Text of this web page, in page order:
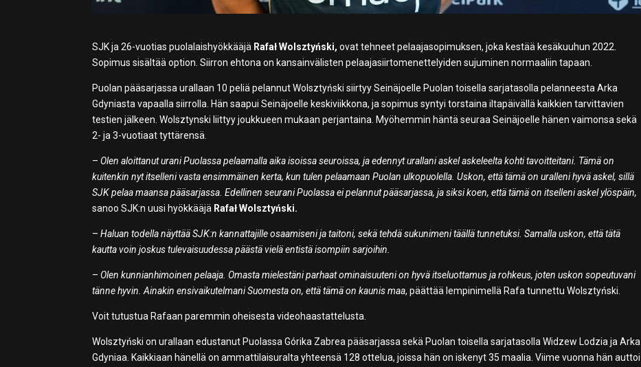
SJK ja 26-vuotias puolalaishyökkääjä Rafał Wolsztyński, ovat tehneet pelaajasopimuksen, joka kestää kesäkuuhun 2022.
Sopimus sisältää option. Siirron ehtona on kansainvälisten pelaajasiirtomenettelyiden sujuminen normaaliin tapaan.
Puolan pääsarjassa urallaan 10 peliä pelannut Wolsztyński siirtyy Seinäjoelle Puolan toisella sarjatasolla pelanneesta Arka
Gdyniasta vapaalla siirrolla. Hän saapui Seinäjoelle keskiviikkona, ja sopimus syntyi torstaina iltapäivällä kaikkien tarvittavien
testien jälkeen. Wolsztynski liittyy joukkueen mukaan perjantaina. Myöhemmin häntä seuraa Seinäjoelle hänen vaimonsa sekä
2- ja 3-vuotiaat tyttärensä.
–Olen aloittanut urani Puolassa pelaamalla aika isoissa seuroissa, ja edennyt urallani askel askeleelta kohti tavoitteitani. Tämä on
kuitenkin nyt itselleni vasta ensimmäinen kerta, kun tulen pelaamaan Puolan ulkopuolella. Uskon, että tämä on uralleni hyvä askel, sillä
SJK pelaa maansa pääsarjassa. Edellinen seurani Puolassa ei pelannut pääsarjassa, ja siksi koen, että tämä on itselleni askel ylöspäin,
sanoo SJK:n uusi hyökkääjä Rafał Wolsztyński.
–Haluan todella näyttää SJK:n kannattajille osaamiseni ja taitoni, sekä tehdä sukunimeni täällä tunnetuksi. Samalla uskon, että tätä
kautta voin joskus tulevaisuudessa päästä vielä entistä isompiin sarjoihin.
–Olen kunnianhimoinen pelaaja. Omasta mielestäni parhaat ominaisuuteni on hyvä itseluottamus ja rohkeus, joten uskon sopeutuvani
tänne hyvin. Ainakin ensivaikutelmani Suomesta on, että tämä on kaunis maa, päättää lempinimellä Rafa tunnettu Wolsztyński.
Voit tutustua Rafaan paremmin oheisesta videohaastattelusta.
Wolsztyński on urallaan edustanut Puolassa Górika Zabrea pääsarjassa sekä Puolan toisella sarjatasolla Widzew Lodzia ja Arka
Gdyniaa. Kaikkiaan hänellä on ammattilaisuralta yhteensä 128 ottelua, joissa hän on iskenyt 35 maalia. Viime vuonna hän auttoi